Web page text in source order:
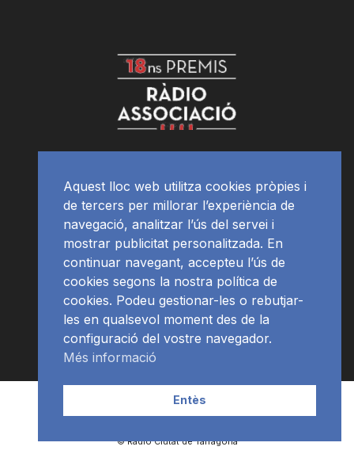
APP Programació
Subscriu-te al newsletter
© Ràdio Ciutat de Tarragona
Aquest lloc web utilitza cookies pròpies i
de tercers per millorar l’experiència de
navegació, analitzar l’ús del servei i
mostrar publicitat personalitzada. En
continuar navegant, accepteu l’ús de
cookies segons la nostra política de
cookies. Podeu gestionar-les o rebutjar-
les en qualsevol moment des de la
configuració del vostre navegador.
Més informació
Entès